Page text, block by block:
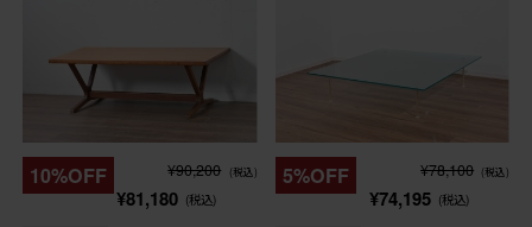
10%OFF ¥90,200 (税込)
¥81,180 (税込)
5%OFF ¥78,100 (税込)
¥74,195 (税込)